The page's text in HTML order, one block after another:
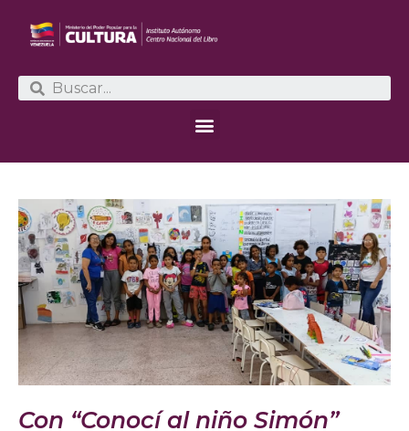
Con “Conocí al niño Simón”